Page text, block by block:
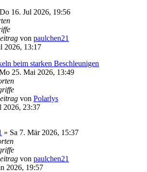
Do 16. Jul 2026, 19:56
von paulchen21
2026, 13:17
beim starken Beschleunigen
25. Mai 2026, 13:49
von Polarlys
2026, 23:37
» Sa 7. Mär 2026, 15:37
von paulchen21
2026, 19:57